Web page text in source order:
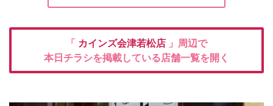
「 カインズ会津若松店 」周辺で
本日チラシを掲載している店舗一覧を開く